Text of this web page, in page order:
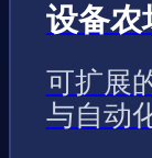
设备农
可扩展
与自动